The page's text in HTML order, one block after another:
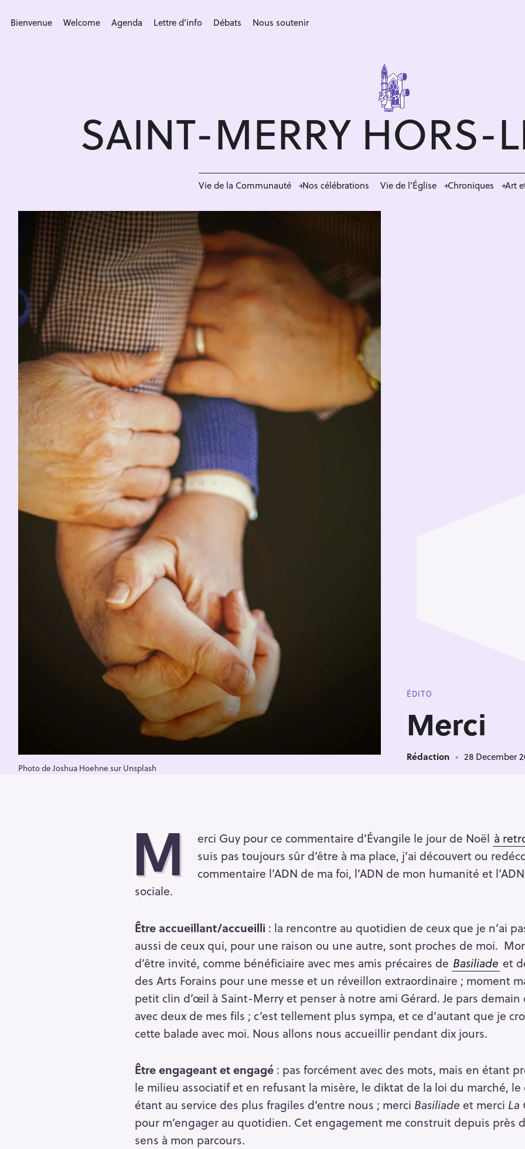
Bienvenue Welcome Agenda Lettre d’info Débats Nous soutenir
SAINT-MERRY HORS-
Vie de la Communauté Nos célébrations Vie de l’Église Chroniques Art
Photo de Joshua Hoehne sur Unsplash
ÉDITO
Merci
Rédaction 28 December
M erci Guy pour ce commentaire d’Évangile le jour de Noël à
suis pas toujours sûr d’être à ma place, j’ai découvert ou
commentaire l’ADN de ma foi, l’ADN de mon humanité et
sociale.
Être accueillant/accueilli : la rencontre au quotidien de ceux que je n’ai
aussi de ceux qui, pour une raison ou une autre, sont proches de moi.
d’être invité, comme bénéficiaire avec mes amis précaires de Basiliade et
des Arts Forains pour une messe et un réveillon extraordinaire ; moment
petit clin d’œil à Saint-Merry et penser à notre ami Gérard. Je pars
avec deux de mes fils ; c’est tellement plus sympa, et ce d’autant que je
cette balade avec moi. Nous allons nous accueillir pendant dix jours.
Être engageant et engagé: pas forcément avec des mots, mais en étant
le milieu associatif et en refusant la misère, le diktat de la loi du marché,
étant au service des plus fragiles d’entre nous ; merci Basiliade et merci La
pour m’engager au quotidien. Cet engagement me construit depuis près
sens à mon parcours.